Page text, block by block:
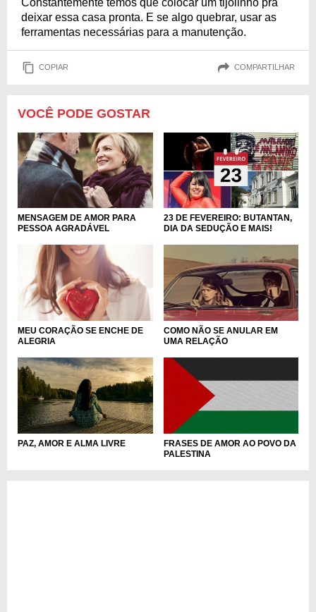
deixar essa casa pronta. E se algo quebrar, usar as
ferramentas necessárias para a manutenção.
COPIAR COMPARTILHAR
VOCÊ PODE GOSTAR
MENSAGEM DE AMOR PARA
PESSOA AGRADÁVEL
23 DE FEVEREIRO: BUTANTAN,
DIA DA SEDUÇÃO E MAIS!
MEU CORAÇÃO SE ENCHE DE
ALEGRIA
COMO NÃO SE ANULAR EM
UMA RELAÇÃO
PAZ, AMOR E ALMA LIVRE
FRASES DE AMOR AO POVO DA
PALESTINA